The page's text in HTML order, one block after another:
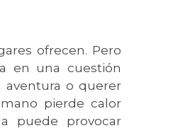
ofrecen. Pero
en una cuestión
aventura o querer
pierde calor
puede provocar